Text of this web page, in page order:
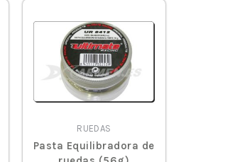
RUEDAS
Pasta Equilibradora de